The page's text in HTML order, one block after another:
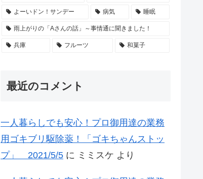
よーいドン！サンデー 病気 睡眠
雨上がりの「Aさんの話」～事情通に聞きました！
兵庫 フルーツ 和菓子
最近のコメント
一人暮らしでも安心！プロ御用達の業務
用ゴキブリ駆除薬！「ゴキちゃんストッ
プ」 2021/5/5 に ミミスケ より